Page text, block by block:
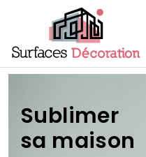
Sublimer
sa maison